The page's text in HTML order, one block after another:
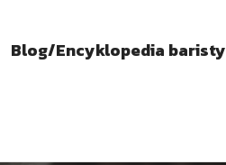
Blog/Encyklopedia baristy